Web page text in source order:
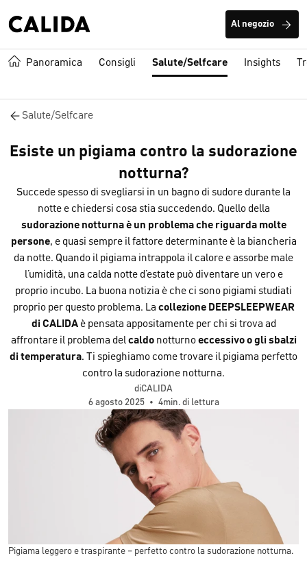
Al negozio
Panoramica Consigli Salute/Selfcare Insights
Salute/Selfcare
Esiste un pigiama contro la sudorazione
notturna?
Succede spesso di svegliarsi in un bagno di sudore durante la
notte e chiedersi cosa stia succedendo. Quello della
sudorazione notturna è un problema che riguarda molte
persone, e quasi sempre il fattore determinante è la biancheria
da notte. Quando il pigiama intrappola il calore e assorbe male
l’umidità, una calda notte d’estate può diventare un vero e
proprio incubo. La buona notizia è che ci sono pigiami studiati
proprio per questo problema. La collezione DEEPSLEEPWEAR
di CALIDAè pensata appositamente per chi si trova ad
affrontare il problema delcaldonotturnoeccessivo o gli sbalzi
di temperatura. Ti spieghiamo come trovare il pigiama perfetto
contro la sudorazione notturna.
diCALIDA
6 agosto 2025
• 4min. di lettura
Pigiama leggero e traspirante – perfetto contro la sudorazione notturna.